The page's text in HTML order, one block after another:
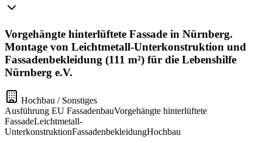
Vorgehängte hinterlüftete Fassade in Nürnberg.
Montage von Leichtmetall-Unterkonstruktion und
Fassadenbekleidung (111 m²) für die Lebenshilfe
Nürnberg e.V.
Hochbau / Sonstiges
Ausführung EU FassadenbauVorgehängte hinterlüftete
FassadeLeichtmetall-
UnterkonstruktionFassadenbekleidungHochbau